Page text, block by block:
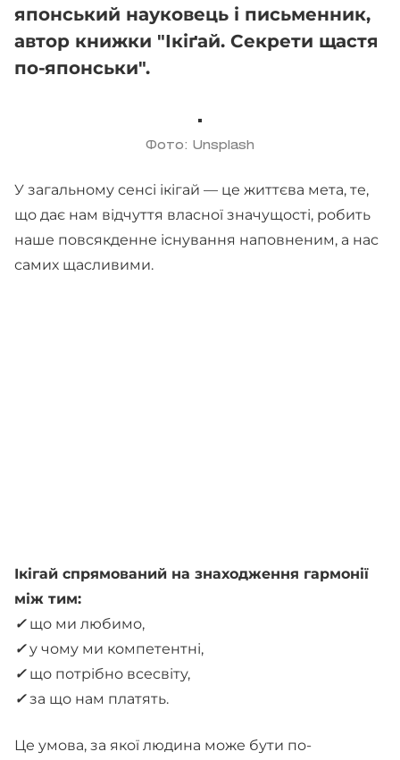
японський науковець і письменник,
автор книжки "Ікіґай. Секрети щастя
по-японськи".
Фото: Unsplash
У загальному сенсі ікігай — це життєва мета, те,
що дає нам відчуття власної значущості, робить
наше повсякденне існування наповненим, а нас
самих щасливими.
Ікігай спрямований на знаходження гармонії
між тим:
✓що ми любимо,
✓у чому ми компетентні,
✓що потрібно всесвіту,
✓за що нам платять.
Це умова, за якої людина може бути по-